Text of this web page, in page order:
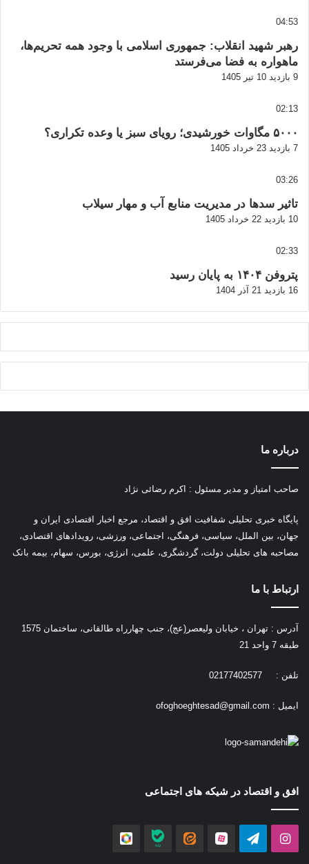
04:53
رهبر شهید انقلاب: جمهوری اسلامی با وجود همه تحریم‌ها،
ماهواره به فضا می‌فرستد
9 بازدید 10 تیر 1405
02:13
۵۰۰۰ مگاوات خورشیدی؛ رویای سبز یا وعده تکراری؟
7 بازدید 23 خرداد 1405
03:26
تاثیر سدها در مدیریت منابع آب و مهار سیلاب
10 بازدید 22 خرداد 1405
02:33
پتروفن ۱۴۰۴ به پایان رسید
16 بازدید 21 آذر 1404
درباره ما
صاحب امتیاز و مدیر مسئول : اکرم رضائی نژاد
پایگاه خبری تحلیلی شفافیت افق و اقتصاد، مرجع اخبار اقتصادی ایران و
جهان، بین الملل، سیاسی، فرهنگی، اجتماعی، ورزشی، رویدادهای اقتصادی،
مصاحبه های تحلیلی دولت، گردشگری، علمی، انرژی، بورس، سهام، بیمه بانک
ارتباط با ما
آدرس : تهران ، خیابان ولیعصر(عج)، جنب چهارراه طالقانی، ساختمان 1575
طبقه 7 واحد 21
تلفن : 02177402577
ایمیل : ofoghoeghtesad@gmail.com
افق و اقتصاد در شیکه های اجتماعی
اینستاگرامتلگرام آپارات ایتا بله